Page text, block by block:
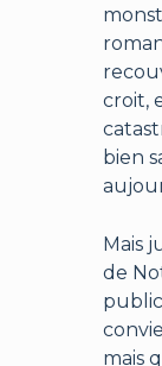
croit,
bien
Mais
de
mais